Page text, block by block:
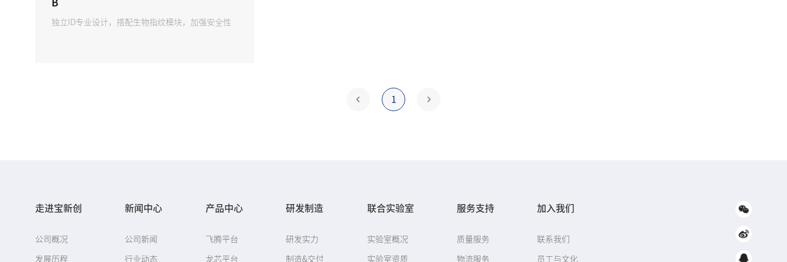
B
独立ID专业设计，搭配生物指纹模块，加强安全性
1
走进宝新创
公司概况
发展历程
新闻中心
公司新闻
行业动态
产品中心
飞腾平台
龙芯平台
研发制造
研发实力
制造&交付
联合实验室
实验室概况
实验室资质
服务支持
质量服务
物流服务
加入我们
联系我们
员工与文化